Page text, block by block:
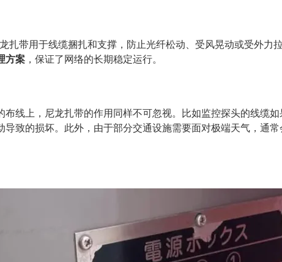
扎带用于线缆捆扎和支撑，防止光纤松动、受风晃动或受外力
方案 ，保证了网络的长期稳定运行。
布线上，尼龙扎带的作用同样不可忽视。比如监控探头的线缆
致的损坏。此外，由于部分交通设施需要面对极端天气，通常